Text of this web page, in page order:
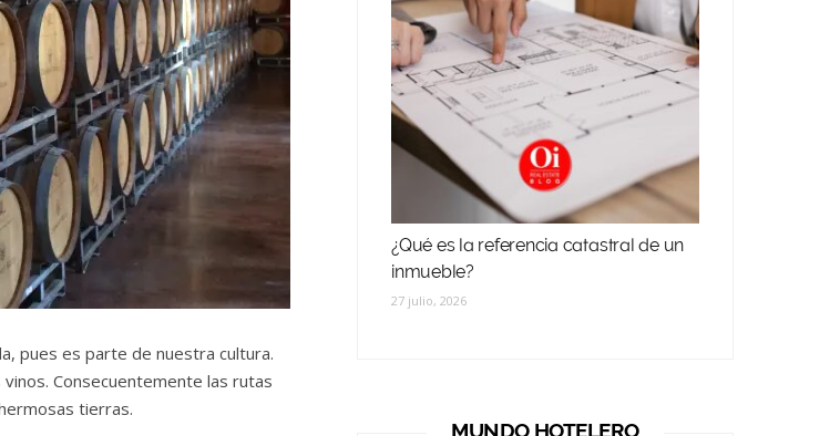
pues es parte de nuestra cultura.
Consecuentemente las rutas
tierras.
¿Qué es la referencia catastral de un
inmueble?
27 julio, 2026
MUNDO HOTELERO